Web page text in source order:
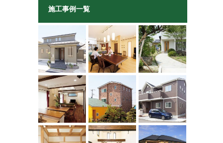
施工事例一覧